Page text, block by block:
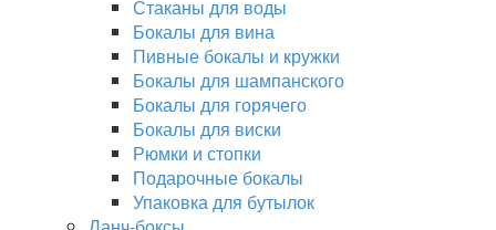
Стаканы для воды
Бокалы для вина
Пивные бокалы и кружки
Бокалы для шампанского
Бокалы для горячего
Бокалы для виски
Рюмки и стопки
Подарочные бокалы
Упаковка для бутылок